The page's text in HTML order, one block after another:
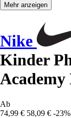
Mehr anzeigen
Nike
Kinder
Academy
Ab
74,99 € 58,09 € -23%